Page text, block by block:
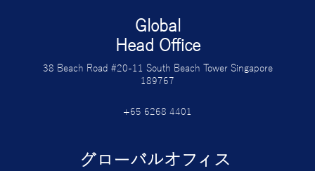
Global
Head Office
38 Beach Road #20-11 South Beach Tower Singapore
189767
+65 6268 4401
グローバルオフィス